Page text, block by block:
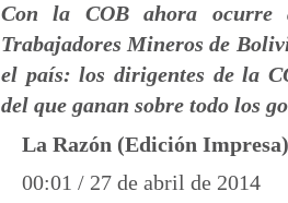
Con la COB ahora ocurre
Trabajadores Mineros de
el país: los dirigentes de la
del que ganan sobre todo los
La Razón (Edición Impresa)
00:01 / 27 de abril de 2014